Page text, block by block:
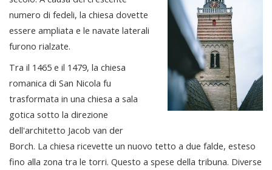
numero di fedeli, la chiesa dovette
essere ampliata e le navate laterali
furono rialzate.
Tra il 1465 e il 1479, la chiesa
romanica di San Nicola fu
trasformata in una chiesa a sala
gotica sotto la direzione
dell'architetto Jacob van der
Borch. La chiesa ricevette un nuovo tetto a due falde, esteso
fino alla zona tra le torri. Questo a spese della tribuna. Diverse